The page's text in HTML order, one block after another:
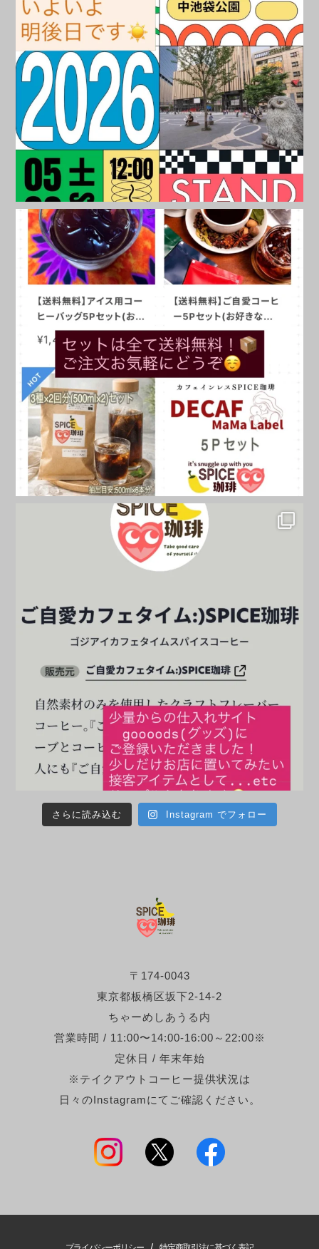
〒174-0043
東京都板橋区坂下2-14-2
ちゃーめしあうる内
営業時間 / 11:00〜14:00-16:00～22:00※
定休日 / 年末年始
※テイクアウトコーヒー提供状況は
日々のInstagramにてご確認ください。
さらに読み込む Instagram でフォロー